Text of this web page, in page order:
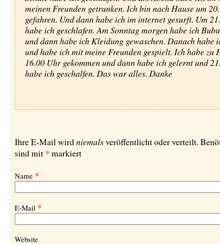
meinen Freunden getrunken. Ich bin nach Hause um
gefahren. Und dann habe ich im internet gesurft. Um
habe ich geschlafen. Am Sonntag morgen habe ich
und dann habe ich Kleidung gewaschen. Danach habe
und habe ich mit meine Freunden gespielt. Ich habe zu
16.00 Uhr gekommen und dann habe ich gelernt und
habe ich geschalfen. Das war alles. Danke
Ihre E-Mail wirdniemalsveröffentlicht oder verteilt.
sind mit * markiert
Name *
E-Mail *
Website